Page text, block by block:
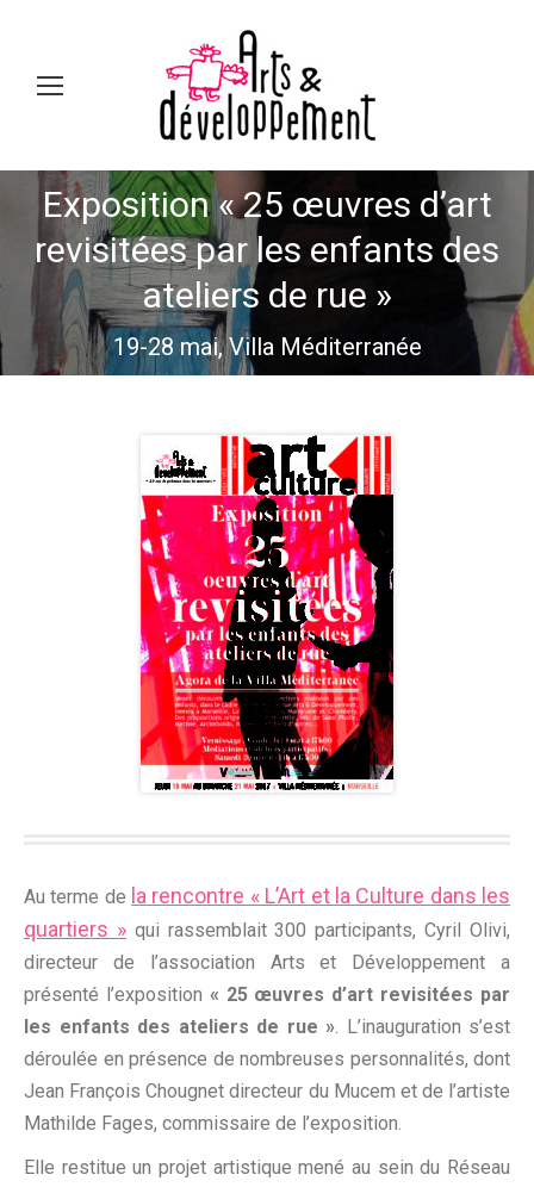
Exposition « 25 œuvres d’art
revisitées par les enfants des
ateliers de rue »
19-28 mai, Villa Méditerranée
Vous êtes ici :
Au terme de la rencontre « L’Art et la Culture dans les
quartiers »qui rassemblait 300 participants, Cyril Olivi,
directeur de l’association Arts et Développement a
présenté l’exposition « 25 œuvres d’art revisitées par
les enfants des ateliers de rue ». L’inauguration s’est
déroulée en présence de nombreuses personnalités, dont
Jean François Chougnet directeur du Mucem et de l’artiste
Mathilde Fages, commissaire de l’exposition.
Elle restitue un projet artistique mené au sein du Réseau